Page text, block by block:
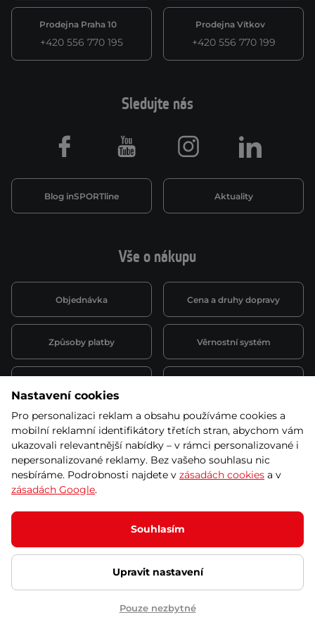
Prodejna Praha 10
+420 556 770 195
Prodejna Vítkov
+420 556 770 199
Vše o nákupu
Objednávka Cena a druhy dopravy
Způsoby platby Věrnostní systém
Půjčovna
obchodní podmínky
Kariéra
Sledujte nás
Blog inSPORTline Aktuality
Facebook Youtube Instagram LinkedIn
© 2026 SEVEN SPORT s.r.o Všechna práva vyhrazena
Podle zákona o evidenci tržeb je prodávající povinen vystavit
kupujícímu účtenku.
Zároveň je povinen zaevidovat přijatou tržbu u správce daně online; v
případě technického výpadku pak nejpozději do 48 hodin.
Ochrana osobních údajů Nastavení cookies Vnitřní oznamovací
systém Prohlášení přístupnosti
Nastavení cookies
Pro personalizaci reklam a obsahu používáme cookies a
mobilní reklamní identifikátory třetích stran, abychom vám
ukazovali relevantnější nabídky – v rámci personalizované i
nepersonalizované reklamy. Bez vašeho souhlasu nic
nesbíráme. Podrobnosti najdete v zásadách cookies a v
zásadách Google.
Souhlasím
Upravit nastavení
Pouze nezbytné